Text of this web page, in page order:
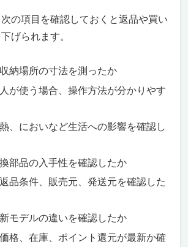
の項目を確認しておくと返品や買い
げられます。
納場所の寸法を測ったか
が使う場合、操作方法が分かりやす
、においなど生活への影響を確認し
部品の入手性を確認したか
品条件、販売元、発送元を確認した
モデルの違いを確認したか
格、在庫、ポイント還元が最新か確